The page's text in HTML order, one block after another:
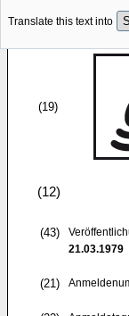
Translate this text into
(19)
(12)
(43)
21.03.1979
(21)